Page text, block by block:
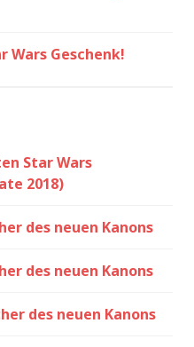
Wars Geschenk!
Star Wars
2018)
des neuen Kanons
des neuen Kanons
des neuen Kanons